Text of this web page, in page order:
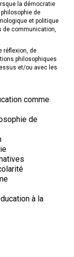
la démocratie
de
et politique
de communication,
réflexion, de
philosophiques
et/ou avec les
comme
de
à la